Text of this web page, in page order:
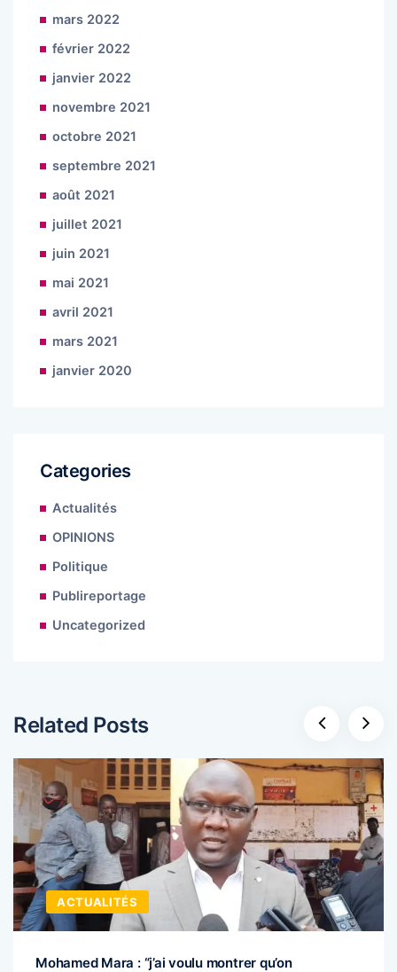
mars 2022
février 2022
janvier 2022
novembre 2021
octobre 2021
septembre 2021
août 2021
juillet 2021
juin 2021
mai 2021
avril 2021
mars 2021
janvier 2020
Categories
Actualités
OPINIONS
Politique
Publireportage
Uncategorized
Related Posts
ACTUALITÉS
Mohamed Mara : “j’ai voulu montrer qu’on